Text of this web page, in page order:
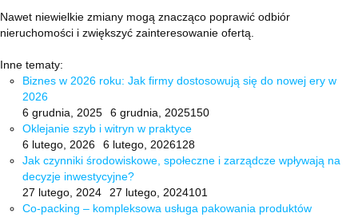
Nawet niewielkie zmiany mogą znacząco poprawić odbiór
nieruchomości i zwiększyć zainteresowanie ofertą.
Inne tematy:
Biznes w 2026 roku: Jak firmy dostosowują się do nowej ery w
2026
6 grudnia, 2025
6 grudnia, 2025150
Oklejanie szyb i witryn w praktyce
6 lutego, 2026
6 lutego, 2026128
Jak czynniki środowiskowe, społeczne i zarządcze wpływają na
decyzje inwestycyjne?
27 lutego, 2024
27 lutego, 2024101
Co-packing – kompleksowa usługa pakowania produktów